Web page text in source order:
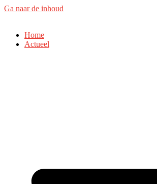
Ga naar de inhoud
Home
Actueel